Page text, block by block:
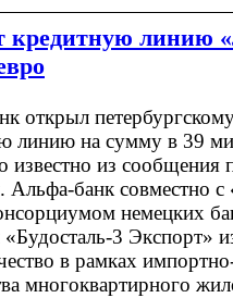
кредитную линию
открыл
линию на сумму в 39
известно из сообщения
Альфа-банк совместно
немецких
«Будосталь-3 Экспорт»
в рамках
многоквартирного